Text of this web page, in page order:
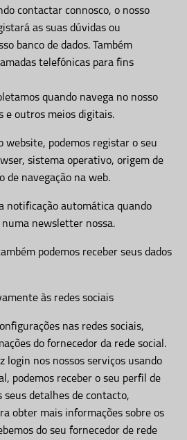
contactar connosco, o nosso
as suas dúvidas ou
banco de dados. Também
telefónicas para fins
quando navega no nosso
e outros meios digitais.
website, podemos registar o seu
sistema operativo, origem de
de navegação na web.
notificação automática quando
newsletter nossa.
podemos receber seus dados
às redes sociais
nas redes sociais,
do fornecedor da rede social.
login nos nossos serviços usando
podemos receber o seu perfil de
seus detalhes de contacto,
obter mais informações sobre os
do seu fornecedor de rede